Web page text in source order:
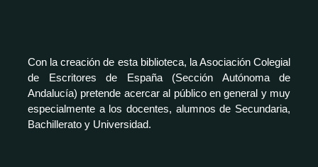
Con la creación de esta biblioteca, la Asociación Colegial
de Escritores de España (Sección Autónoma de
Andalucía) pretende acercar al público en general y muy
especialmente a los docentes, alumnos de Secundaria,
Bachillerato y Universidad.